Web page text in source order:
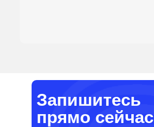
Запишитесь
прямо сейчас